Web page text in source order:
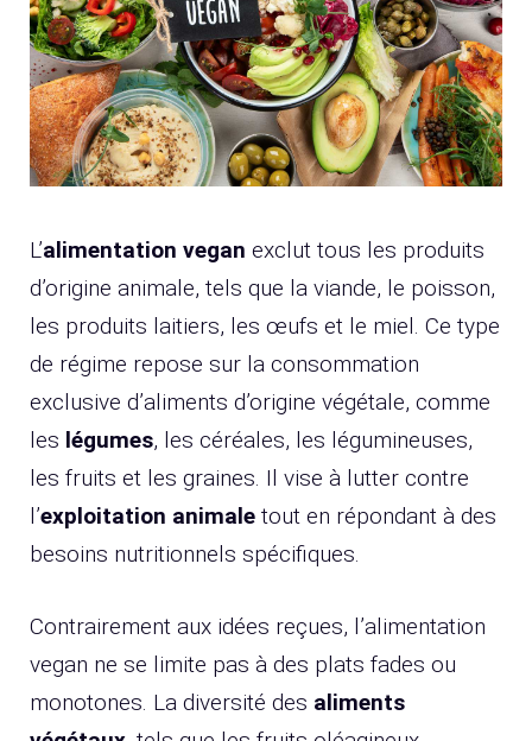
L’alimentation vegan exclut tous les produits
d’origine animale, tels que la viande, le poisson,
les produits laitiers, les œufs et le miel. Ce type
de régime repose sur la consommation
exclusive d’aliments d’origine végétale, comme
les légumes, les céréales, les légumineuses,
les fruits et les graines. Il vise à lutter contre
l’exploitation animale tout en répondant à des
besoins nutritionnels spécifiques.
Contrairement aux idées reçues, l’alimentation
vegan ne se limite pas à des plats fades ou
monotones. La diversité des aliments